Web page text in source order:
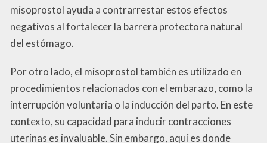
misoprostol ayuda a contrarrestar estos efectos
negativos al fortalecer la barrera protectora natural
del estómago.
Por otro lado, el misoprostol también es utilizado en
procedimientos relacionados con el embarazo, como la
interrupción voluntaria o la inducción del parto. En este
contexto, su capacidad para inducir contracciones
uterinas es invaluable. Sin embargo, aquí es donde